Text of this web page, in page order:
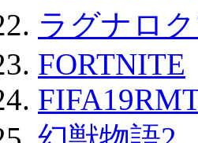
ラグナロ
FORTNITE